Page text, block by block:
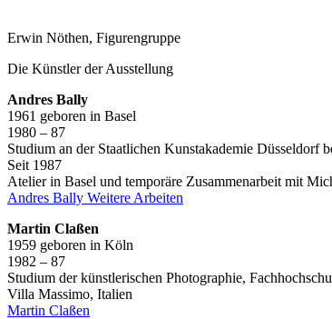
Erwin Nöthen, Figurengruppe
Die Künstler der Ausstellung
Andres Bally
1961 geboren in Basel
1980 – 87
Studium an der Staatlichen Kunstakademie
Seit 1987
Atelier in Basel und temporäre Zusammenarbeit mit
Andres Bally Weitere Arbeiten
Martin Claßen
1959 geboren in Köln
1982 – 87
Studium der künstlerischen Photographie,
Villa Massimo, Italien
Martin Claßen